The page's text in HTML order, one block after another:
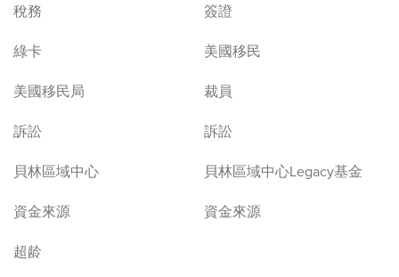
稅務
簽證
綠卡
美國移民
美國移民局
裁員
訴訟
訴訟
貝林區域中心
貝林區域中心Legacy基金
資金來源
資金來源
超龄